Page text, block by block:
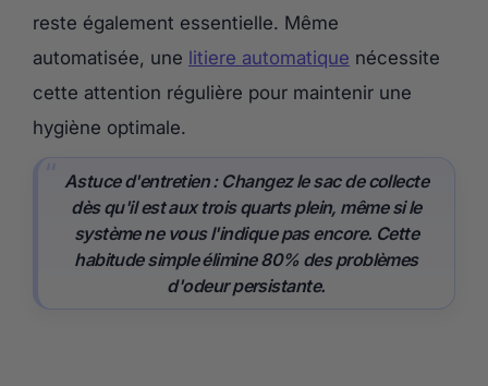
reste également essentielle. Même
automatisée, une litiere automatique nécessite
cette attention régulière pour maintenir une
hygiène optimale.
Astuce d'entretien :Changez le sac de collecte
dès qu'il est aux trois quarts plein, même si le
système ne vous l'indique pas encore. Cette
habitude simple élimine 80% des problèmes
d'odeur persistante.